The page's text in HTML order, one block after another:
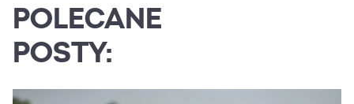
POLECANE
POSTY: